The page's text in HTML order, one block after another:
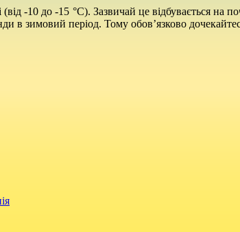
-10 до -15 °С). Зазвичай це відбувається на
в зимовий період. Тому обов’язково